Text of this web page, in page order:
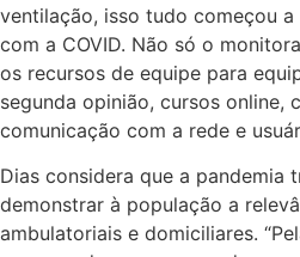
ventilação, isso tudo começou
com a COVID. Não só o
os recursos de equipe para
segunda opinião, cursos online,
comunicação com a rede e
Dias considera que a pandemia
demonstrar à população a
ambulatoriais e domiciliares.